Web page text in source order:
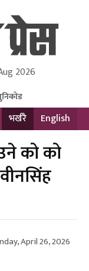
Pvt Ltd.
2026
भर्खरै English
को को
April 26, 2026